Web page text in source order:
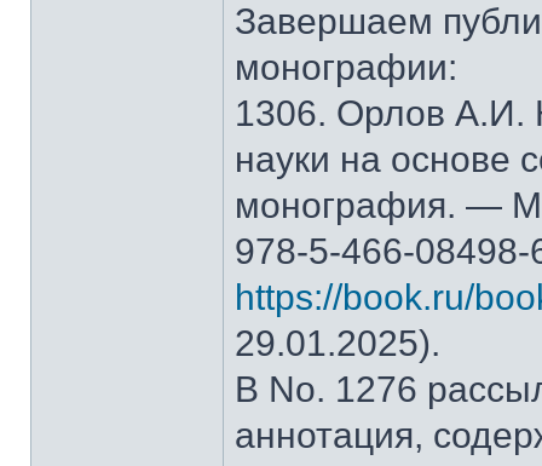
Завершаем
монографии:
1306. Орлов А.И.
науки на основе
монография. —
978-5-466-
https://book.ru/
29.01.2025).
В No. 1276
аннотация,